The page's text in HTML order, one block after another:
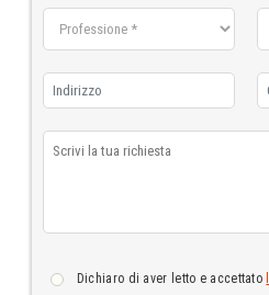
dichiaro di aver letto e accettato